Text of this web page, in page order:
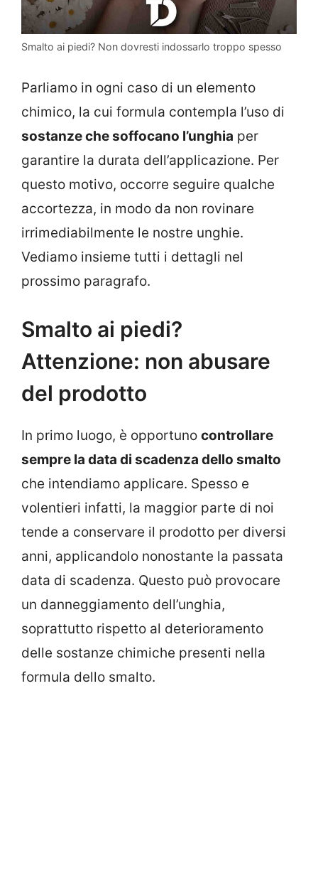
Smalto ai piedi? Non dovresti indossarlo troppo spesso
Parliamo in ogni caso di un elemento
chimico, la cui formula contempla l’uso di
sostanze che soffocano l’unghia per
garantire la durata dell’applicazione. Per
questo motivo, occorre seguire qualche
accortezza, in modo da non rovinare
irrimediabilmente le nostre unghie.
Vediamo insieme tutti i dettagli nel
prossimo paragrafo.
Smalto ai piedi?
Attenzione: non abusare
del prodotto
In primo luogo, è opportuno controllare
sempre la data di scadenza dello smalto
che intendiamo applicare. Spesso e
volentieri infatti, la maggior parte di noi
tende a conservare il prodotto per diversi
anni, applicandolo nonostante la passata
data di scadenza. Questo può provocare
un danneggiamento dell’unghia,
soprattutto rispetto al deterioramento
delle sostanze chimiche presenti nella
formula dello smalto.